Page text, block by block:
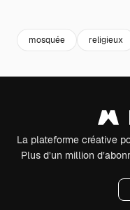
mosquée religieux
La plateforme créative
Plus d’un million